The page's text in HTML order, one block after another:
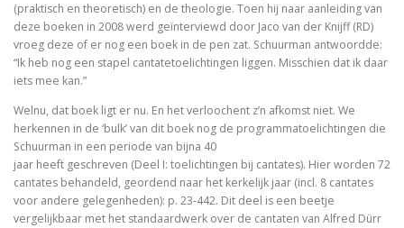
Bach’s Personal copy of Calov’s Bible Commentary
Bardot, Fallaci, Houellebecq en Wilders….
Meursault: contre-enquête
Tegenwoordigheid van geest als Europese uitdaging
Ecce Philosophus. Leven en werk
(praktisch en theoretisch) en de theologie. Toen hij naar aanleiding van
deze boeken in 2008 werd geïnterviewd door Jaco van der Knijff (RD)
vroeg deze of er nog een boek in de pen zat. Schuurman antwoordde:
“Ik heb nog een stapel cantatetoelichtingen liggen. Misschien dat ik daar
iets mee kan.”
Welnu, dat boek ligt er nu. En het verloochent z’n afkomst niet. We
herkennen in de ‘bulk’ van dit boek nog de programmatoelichtingen die
Schuurman in een periode van bijna 40
jaar heeft geschreven (Deel I: toelichtingen bij cantates). Hier worden 72
cantates behandeld, geordend naar het kerkelijk jaar (incl. 8 cantates
voor andere gelegenheden): p. 23-442. Dit deel is een beetje
vergelijkbaar met het standaardwerk over de cantaten van Alfred Dürr